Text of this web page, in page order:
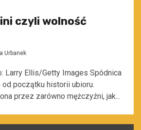
czyli wolność
Urbanek
Larry Ellis/Getty Images Spódnica
początku historii ubioru.
przez zarówno mężczyźni, jak...